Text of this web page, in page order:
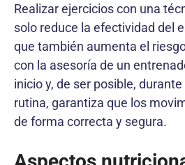
Realizar ejercicios con una
solo reduce la efectividad del
que también aumenta el
con la asesoría de un
inicio y, de ser posible,
rutina, garantiza que los
de forma correcta y segura.